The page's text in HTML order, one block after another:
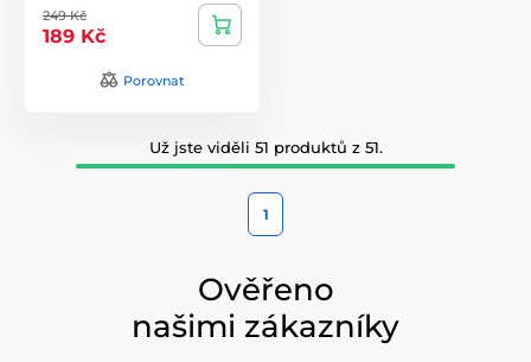
249 Kč
189 Kč
Porovnat
Už jste viděli 51 produktů z 51.
1
Ověřeno
našimi zákazníky